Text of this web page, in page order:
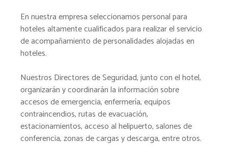
En nuestra empresa seleccionamos personal para
hoteles altamente cualificados para realizar el servicio
de acompañamiento de personalidades alojadas en
hoteles.
Nuestros Directores de Seguridad, junto con el hotel,
organizarán y coordinarán la información sobre
accesos de emergencia, enfermería, equipos
contraincendios, rutas de evacuación,
estacionamientos, acceso al helipuerto, salones de
conferencia, zonas de cargas y descarga, entre otros.